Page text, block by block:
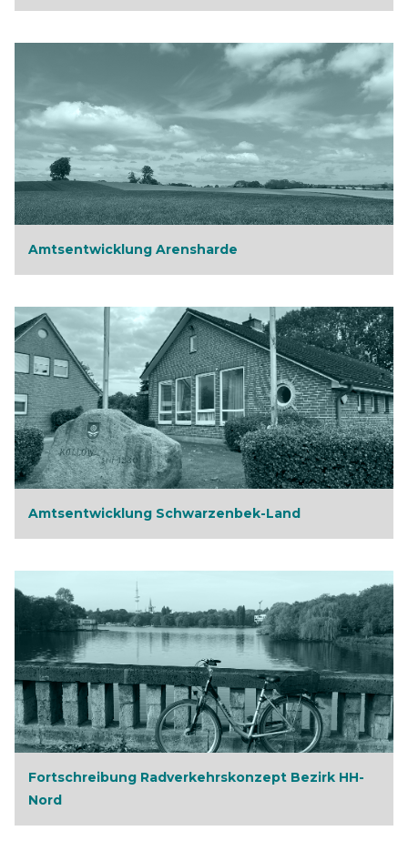
Amtsentwicklung Arensharde
Amtsentwicklung Schwarzenbek-Land
Fortschreibung Radverkehrskonzept Bezirk HH-
Nord